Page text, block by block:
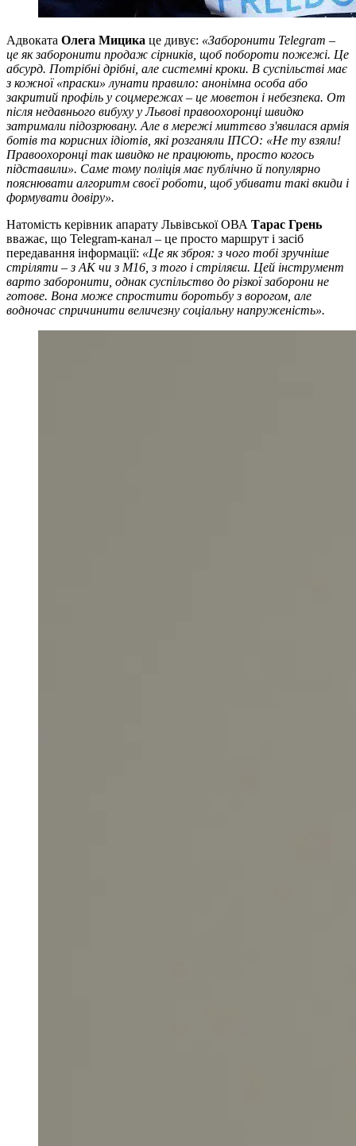
Адвоката Олега Мицика це дивує: «Заборонити Telegram –
це як заборонити продаж сірників, щоб побороти пожежі. Це
абсурд. Потрібні дрібні, але системні кроки. В суспільстві має
з кожної «праски» лунати правило: анонімна особа або
закритий профіль у соцмережах – це моветон і небезпека. От
після недавнього вибуху у Львові правоохоронці швидко
затримали підозрювану. Але в мережі миттєво з'явилася армія
ботів та корисних ідіотів, які розганяли ІПСО: «Не ту взяли!
Правоохоронці так швидко не працюють, просто когось
підставили». Саме тому поліція має публічно й популярно
пояснювати алгоритм своєї роботи, щоб убивати такі вкиди і
формувати довіру».
Натомість керівник апарату Львівської ОВА Тарас Грень
вважає, що Telegram-канал – це просто маршрут і засіб
передавання інформації: «Це як зброя: з чого тобі зручніше
стріляти – з АК чи з М16, з того і стріляєш. Цей інструмент
варто заборонити, однак суспільство до різкої заборони не
готове. Вона може спростити боротьбу з ворогом, але
водночас спричинити величезну соціальну напруженість».